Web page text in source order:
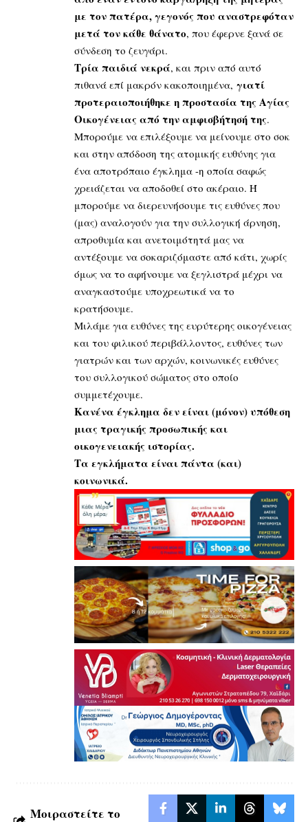
με τον πατέρα, γεγονός που αναστρεφόταν
μετά τον κάθε θάνατο, που έφερνε ξανά σε
σύνδεση το ζευγάρι.
Τρία παιδιά νεκρά, και πριν από αυτό
πιθανά επί μακρόν κακοποιημένα, γιατί
προτεραιοποιήθηκε η προστασία της Αγίας
Οικογένειας από την αμφισβήτησή της.
Μπορούμε να επιλέξουμε να μείνουμε στο σοκ
και στην απόδοση της ατομικής ευθύνης για
ένα αποτρόπαιο έγκλημα -η οποία σαφώς
χρειάζεται να αποδοθεί στο ακέραιο. Ή
μπορούμε να διερευνήσουμε τις ευθύνες που
(μας) αναλογούν για την συλλογική άρνηση,
απροθυμία και ανετοιμότητά μας να
αντέξουμε να σοκαριζόμαστε από κάτι, χωρίς
όμως να το αφήνουμε να ξεγλιστρά μέχρι να
αναγκαστούμε υποχρεωτικά να το
κρατήσουμε.
Μιλάμε για ευθύνες της ευρύτερης οικογένειας
και του φιλικού περιβάλλοντος, ευθύνες των
γιατρών και των αρχών, κοινωνικές ευθύνες
του συλλογικού σώματος στο οποίο
συμμετέχουμε.
Κανένα έγκλημα δεν είναι (μόνον) υπόθεση
μιας τραγικής προσωπικής και
οικογενειακής ιστορίας.
Τα εγκλήματα είναι πάντα (και)
κοινωνικά.
Μοιραστείτε το